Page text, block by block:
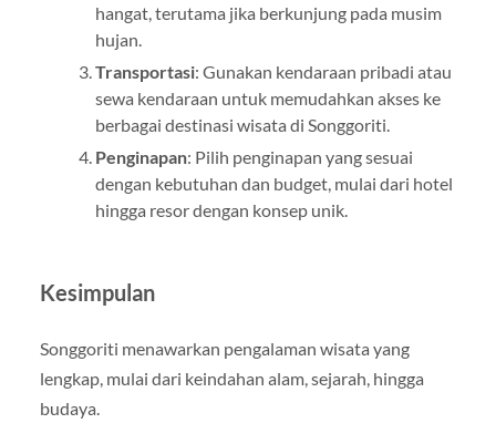
hangat, terutama jika berkunjung pada musim
hujan.
Transportasi: Gunakan kendaraan pribadi atau
sewa kendaraan untuk memudahkan akses ke
berbagai destinasi wisata di Songgoriti.
Penginapan: Pilih penginapan yang sesuai
dengan kebutuhan dan budget, mulai dari hotel
hingga resor dengan konsep unik.
Kesimpulan
Songgoriti menawarkan pengalaman wisata yang
lengkap, mulai dari keindahan alam, sejarah, hingga
budaya.